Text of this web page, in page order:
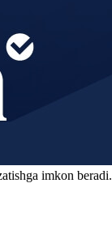
imkon beradi.